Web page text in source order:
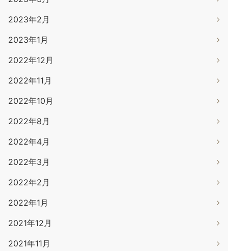
2023年2月
2023年1月
2022年12月
2022年11月
2022年10月
2022年8月
2022年4月
2022年3月
2022年2月
2022年1月
2021年12月
2021年11月